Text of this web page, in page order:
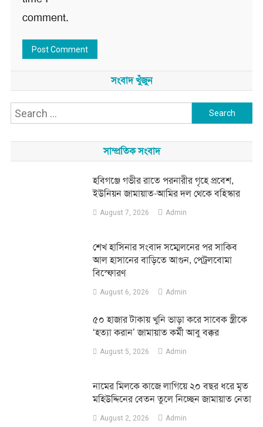
comment.
সংবাদ খুঁজুন
Search
সাম্প্রতিক সংবাদ
হবিগঞ্জে গভীর রাতে পরনারীর গৃহে প্রবেশ,
ইউনিয়ন জামায়াত-আমির দল থেকে বহিস্কার
August 7, 2026 Admin
শেখ হাসিনার সংবাদ সম্মেলনের পর সাকিব
আল হাসানের বাড়িতে আগুন, পেট্রলবোমা
বিস্ফোরণ
August 6, 2026 Admin
৫০ হাজার টাকায় খুনি ভাড়া করে সাবেক স্ত্রীকে
‘হত্যা করান’ জামায়াত কর্মী আবু বক্কর
August 5, 2026 Admin
নামের মিলকে কাজে লাগিয়ে ২০ বছর ধরে মৃত
মহিউদ্দিনের বেতন তুলে নিচ্ছেন জামায়াত নেতা
August 2, 2026 Admin